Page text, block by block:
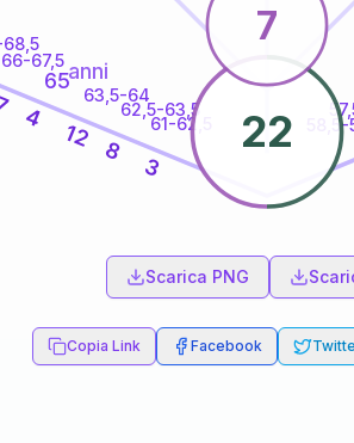
anni
61-62,5
62,5-63,5
63,5-64
66-67,5
68,5
3
8
12
4 22
7
65anni
Scarica PNG
Copia Link Facebook